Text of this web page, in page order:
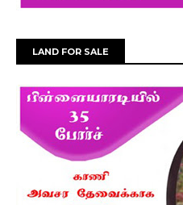
LAND FOR SALE